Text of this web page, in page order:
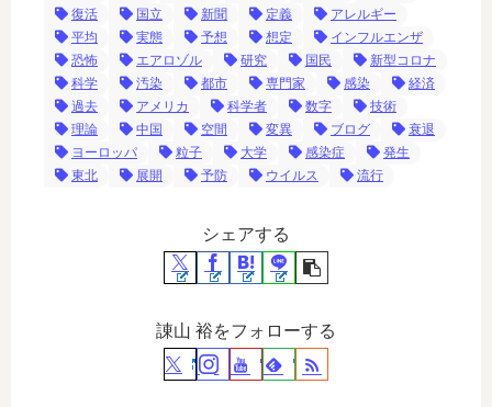
復活
国立 新聞 定義
アレルギー
平均
実態 予想 想定
インフルエンザ
恐怖
エアロゾル 研究 国民
新型コロナ
科学
汚染 都市 専門家 感染
経済
過去
アメリカ 科学者 数字
技術
理論
中国 空間 変異 ブログ
衰退
ヨーロッパ
粒子 大学 感染症
発生
東北
展開 予防 ウイルス 流行
シェアする
諌山 裕をフォローする